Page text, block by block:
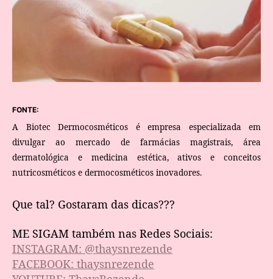
FONTE:
A Biotec Dermocosméticos é empresa especializada em
divulgar ao mercado de farmácias magistrais, área
dermatológica e medicina estética, ativos e conceitos
nutricosméticos e dermocosméticos inovadores.
Que tal? Gostaram das dicas???
ME SIGAM também nas Redes Sociais:
INSTAGRAM: @thaysnrezende
FACEBOOK: thaysnrezende